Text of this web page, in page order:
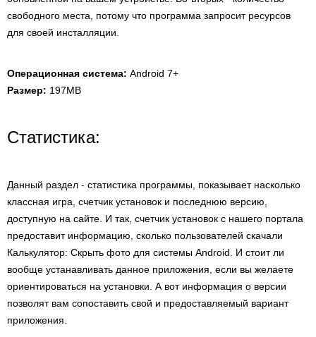
свободного места, потому что программа запросит ресурсов
для своей инсталляции.
Операционная система: Android 7+
Размер: 197MB
Статистика:
Данный раздел - статистика программы, показывает насколько
классная игра, счетчик установок и последнюю версию,
доступную на сайте. И так, счетчик установок с нашего портала
предоставит информацию, сколько пользователей скачали
Калькулятор: Cкрыть фото для системы Android. И стоит ли
вообще устанавливать данное приложения, если вы желаете
ориентироваться на установки. А вот информация о версии
позволят вам сопоставить свой и предоставляемый вариант
приложения.